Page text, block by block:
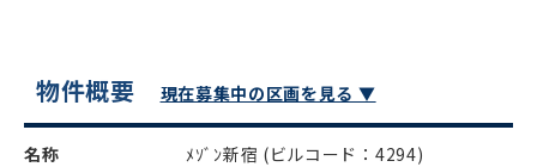
物件概要 現在募集中の区画を見る ▼
名称 ﾒｿﾞﾝ新宿 (ビルコード：4294)